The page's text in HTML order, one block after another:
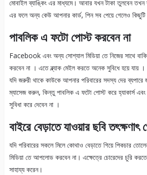
মোবাইল ব্যাঙ্কিং এর মাধ্যমে। আবার যখন টাকা তুলবেন
এর ফলে অন্য কেউ আপনার কার্ড, পিন সব পেয়ে গেলেও কিছুটি
পাবলিক এ ফটো পোস্ট করবেন না
Facebook এবং অন্য সোশ্যাল মিডিয়া তে নিজের সাথে
করবেন না । এতে ব্ল্যাক মেইল করতে অনেক সুবিধে হয়ে যায় ।
যদি জরুরী থাকে কাউকে আপনার পরিবারের সদস্য দের ব্যপারে
ম্যাসেজ করুন, কিন্তু পাবলিক এ ফটো পোস্ট করে হ্যাকার্স
সুবিধা করে দেবেন না ।
বাইরে বেড়াতে যাওয়ার ছবি
যদি পরিবারের সকলে মিলে কোথাও বেড়াতে গিয়ে পিকচার
মিডিয়া তে আপলোড করবেন না। এক্ষেত্রে চোরেদের চুরি
সাহায্য করেন।